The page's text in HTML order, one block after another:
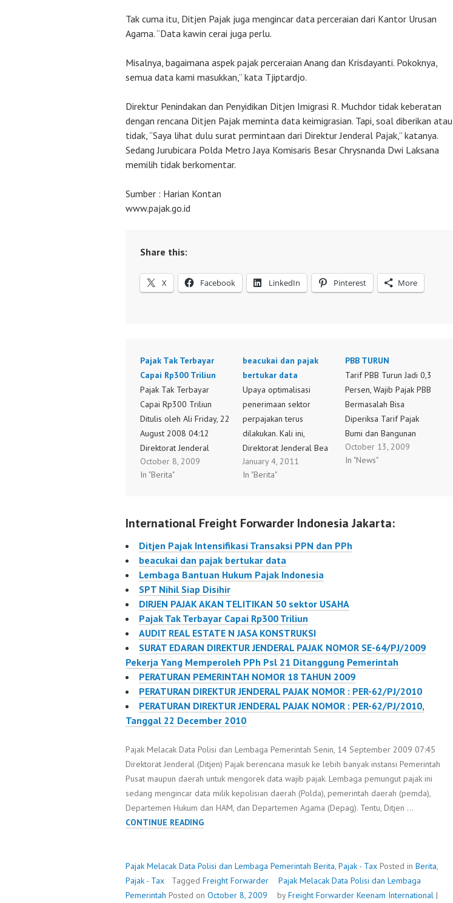
Tak cuma itu, Ditjen Pajak juga mengincar data perceraian dari Kantor Urusan
Agama. “Data kawin cerai juga perlu.
Misalnya, bagaimana aspek pajak perceraian Anang dan Krisdayanti. Pokoknya,
semua data kami masukkan,” kata Tjiptardjo.
Direktur Penindakan dan Penyidikan Ditjen Imigrasi R. Muchdor tidak keberatan
dengan rencana Ditjen Pajak meminta data keimigrasian. Tapi, soal diberikan atau
tidak, “Saya lihat dulu surat permintaan dari Direktur Jenderal Pajak,” katanya.
Sedang Jurubicara Polda Metro Jaya Komisaris Besar Chrysnanda Dwi Laksana
memilih tidak berkomentar.
Sumber : Harian Kontan
www.pajak.go.id
Share this:
X Facebook LinkedIn Pinterest More
Pajak Tak Terbayar
Capai Rp300 Triliun
Pajak Tak Terbayar
Capai Rp300 Triliun
Ditulis oleh Ali Friday, 22
August 2008 04:12
Direktorat Jenderal
(Ditjen) Pajak
memperkirakan jumlah
(WP) kepada negara
Rp300 triliun. Dirjen
Pajak Darmin Nasution
mengatakan, nilai
tersebut merupakan
kesenjangan antara
potensi dengan realisasi
penerimaan pajak…
October 8, 2009
In "Berita"
beacukai dan pajak
bertukar data
Upaya optimalisasi
penerimaan sektor
perpajakan terus
dilakukan. Kali ini,
Direktorat Jenderal Bea
Cukai menggandeng
Direktorat Jenderal
Kepabeanan dan Cukai
pihaknya siap bertukar
data dengan Perpajakan
untuk meningkatkan
"Kerja sama pertukaran
data ini diatur sesuai
Keputusan Menteri
Keuangan Nomor
28/KMK/2010,"…
January 4, 2011
In "Berita"
PBB TURUN
Tarif PBB Turun Jadi 0,3
Persen, Wajib Pajak PBB
Bermasalah Bisa
Diperiksa Tarif Pajak
Bumi dan Bangunan
untuk Perdesaan dan
Perkotaan diturunkan
tinggi 0,3 persen dari
diharapkan dapat
tarif PBB akan…
October 13, 2009
In "News"
International Freight Forwarder Indonesia Jakarta:
Ditjen Pajak Intensifikasi Transaksi PPN dan PPh
beacukai dan pajak bertukar data
Lembaga Bantuan Hukum Pajak Indonesia
SPT Nihil Siap Disihir
DIRJEN PAJAK AKAN TELITIKAN 50 sektor USAHA
Pajak Tak Terbayar Capai Rp300 Triliun
AUDIT REAL ESTATE N JASA KONSTRUKSI
SURAT EDARAN DIREKTUR JENDERAL PAJAK NOMOR SE-64/PJ/2009
Pekerja Yang Memperoleh PPh Psl 21 Ditanggung Pemerintah
PERATURAN PEMERINTAH NOMOR 18 TAHUN 2009
PERATURAN DIREKTUR JENDERAL PAJAK NOMOR : PER-62/PJ/2010
PERATURAN DIREKTUR JENDERAL PAJAK NOMOR : PER-62/PJ/2010,
Tanggal 22 December 2010
Pajak Melacak Data Polisi dan Lembaga Pemerintah Senin, 14 September 2009 07:45
Direktorat Jenderal (Ditjen) Pajak berencana masuk ke lebih banyak instansi Pemerintah
Pusat maupun daerah untuk mengorek data wajib pajak. Lembaga pemungut pajak ini
sedang mengincar data milik kepolisian daerah (Polda), pemerintah daerah (pemda),
Departemen Hukum dan HAM, dan Departemen Agama (Depag). Tentu, Ditjen …
CONTINUE READINGPAJAK
POLISI
DAN
LEMBAGA
Pajak Melacak Data Polisi dan Lembaga Pemerintah Berita, Pajak - Tax Posted in Berita,
Pajak - Tax
Tagged Freight Forwarder
Pajak Melacak Data Polisi dan Lembaga
Pemerintah Posted on October 8, 2009 byFreight Forwarder Keenam International |